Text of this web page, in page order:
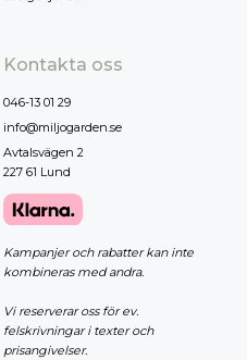
Kontakta oss
046-13 01 29
info@miljogarden.se
Avtalsvägen 2
227 61 Lund
Kampanjer och rabatter kan inte
kombineras med andra.
Vi reserverar oss för ev.
felskrivningar i texter och
prisangivelser.